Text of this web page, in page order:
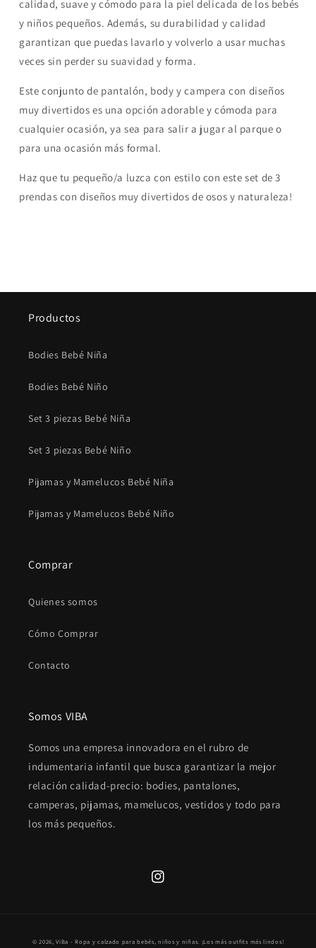
calidad, suave y cómodo para la piel delicada de los bebés
y niños pequeños. Además, su durabilidad y calidad
garantizan que puedas lavarlo y volverlo a usar muchas
veces sin perder su suavidad y forma.
Este conjunto de pantalón, body y campera con diseños
muy divertidos es una opción adorable y cómoda para
cualquier ocasión, ya sea para salir a jugar al parque o
para una ocasión más formal.
Haz que tu pequeño/a luzca con estilo con este set de 3
prendas con diseños muy divertidos de osos y naturaleza!
Productos
Bodies Bebé Niña
Bodies Bebé Niño
Set 3 piezas Bebé Niña
Set 3 piezas Bebé Niño
Pijamas y Mamelucos Bebé Niña
Pijamas y Mamelucos Bebé Niño
Comprar
Quienes somos
Cómo Comprar
Contacto
Somos VIBA
Somos una empresa innovadora en el rubro de
indumentaria infantil que busca garantizar la mejor
relación calidad-precio: bodies, pantalones,
camperas, pijamas, mamelucos, vestidos y todo para
los más pequeños.
Instagram
© 2026,ViBa - Ropa y calzado para bebés, niños y niñas. ¡Los más outfits más lindos!